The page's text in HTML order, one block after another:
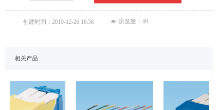
创建时间： 2019-12-26 16:58 넶 浏览量： 49
相关产品